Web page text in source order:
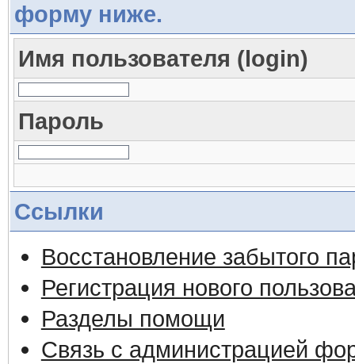
форму ниже.
Имя пользователя (login)
Пароль
Ссылки
Восстановление забытого
Регистрация нового
Разделы помощи
Связь с администрацией